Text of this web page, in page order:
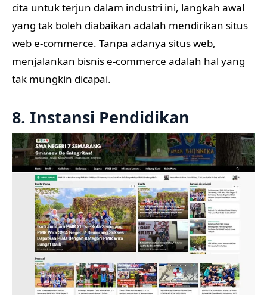
cita untuk terjun dalam industri ini, langkah awal
yang tak boleh diabaikan adalah mendirikan situs
web e-commerce. Tanpa adanya situs web,
menjalankan bisnis e-commerce adalah hal yang
tak mungkin dicapai.
8. Instansi Pendidikan